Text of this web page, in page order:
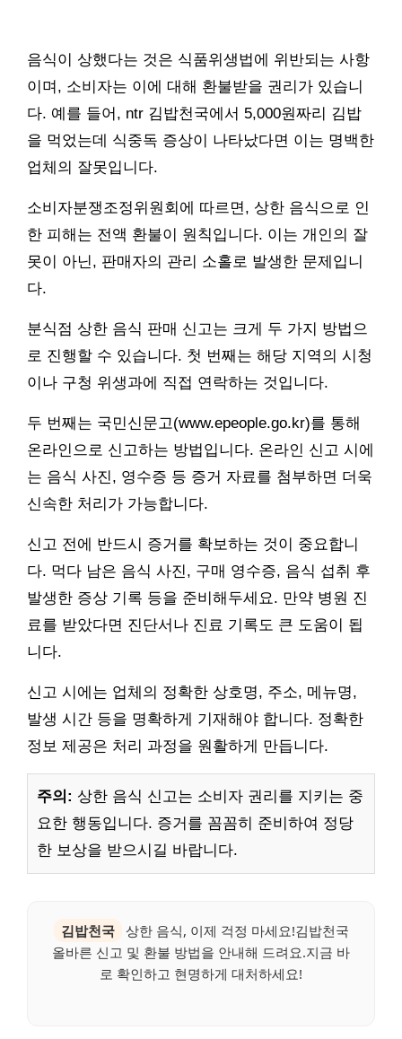
음식이 상했다는 것은 식품위생법에 위반되는 사항
이며, 소비자는 이에 대해 환불받을 권리가 있습니
다. 예를 들어, ntr 김밥천국에서 5,000원짜리 김밥
을 먹었는데 식중독 증상이 나타났다면 이는 명백한
업체의 잘못입니다.
소비자분쟁조정위원회에 따르면, 상한 음식으로 인
한 피해는 전액 환불이 원칙입니다. 이는 개인의 잘
못이 아닌, 판매자의 관리 소홀로 발생한 문제입니
다.
분식점 상한 음식 판매 신고는 크게 두 가지 방법으
로 진행할 수 있습니다. 첫 번째는 해당 지역의 시청
이나 구청 위생과에 직접 연락하는 것입니다.
두 번째는 국민신문고(www.epeople.go.kr)를 통해
온라인으로 신고하는 방법입니다. 온라인 신고 시에
는 음식 사진, 영수증 등 증거 자료를 첨부하면 더욱
신속한 처리가 가능합니다.
신고 전에 반드시 증거를 확보하는 것이 중요합니
다. 먹다 남은 음식 사진, 구매 영수증, 음식 섭취 후
발생한 증상 기록 등을 준비해두세요. 만약 병원 진
료를 받았다면 진단서나 진료 기록도 큰 도움이 됩
니다.
신고 시에는 업체의 정확한 상호명, 주소, 메뉴명,
발생 시간 등을 명확하게 기재해야 합니다. 정확한
정보 제공은 처리 과정을 원활하게 만듭니다.
주의: 상한 음식 신고는 소비자 권리를 지키는 중
요한 행동입니다. 증거를 꼼꼼히 준비하여 정당
한 보상을 받으시길 바랍니다.
김밥천국
상한 음식, 이제 걱정 마세요!김밥천국
올바른 신고 및 환불 방법을 안내해 드려요.지금 바
로 확인하고 현명하게 대처하세요!